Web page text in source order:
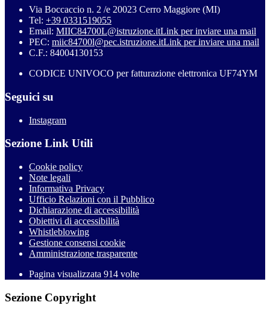
Via Boccaccio n. 2 /e 20023 Cerro Maggiore (MI)
Tel: +39 0331519055
Email: MIIC84700L@istruzione.itLink per inviare una mail
PEC: miic84700l@pec.istruzione.itLink per inviare una mail
C.F.: 84004130153
CODICE UNIVOCO per fatturazione elettronica UF74YM
Seguici su
Instagram
Sezione Link Utili
Cookie policy
Note legali
Informativa Privacy
Ufficio Relazioni con il Pubblico
Dichiarazione di accessibilità
Obiettivi di accessibilità
Whistleblowing
Gestione consensi cookie
Amministrazione trasparente
Pagina visualizzata 914 volte
Sezione Copyright